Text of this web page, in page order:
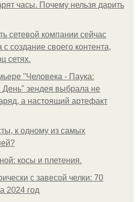
часы. Почему нельзя дарить
сетевой компании сейчас
создание своего контента,
сетях.
"Человека - Паука:
зендея выбрала не
а настоящий артефакт
к одному из самых
косы и плетения.
с завесой челки: 70
2024 год